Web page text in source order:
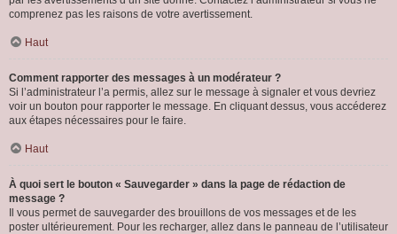
comprenez pas les raisons de votre avertissement.
Haut
Comment rapporter des messages à un modérateur ?
Si l’administrateur l’a permis, allez sur le message à signaler et vous devriez
voir un bouton pour rapporter le message. En cliquant dessus, vous accéderez
aux étapes nécessaires pour le faire.
Haut
À quoi sert le bouton « Sauvegarder » dans la page de rédaction de
message ?
Il vous permet de sauvegarder des brouillons de vos messages et de les
poster ultérieurement. Pour les recharger, allez dans le panneau de l’utilisateur